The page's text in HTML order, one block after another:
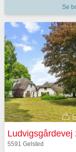
Se
Ludvigsgårdevej
5591 Gelsted